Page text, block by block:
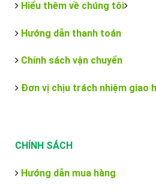
Hiểu thêm về chúng tôi
Hướng dẫn thanh toán
Chính sách vận chuyển
Đơn vị chịu trách nhiệm giao
CHÍNH SÁCH
Hướng dẫn mua hàng